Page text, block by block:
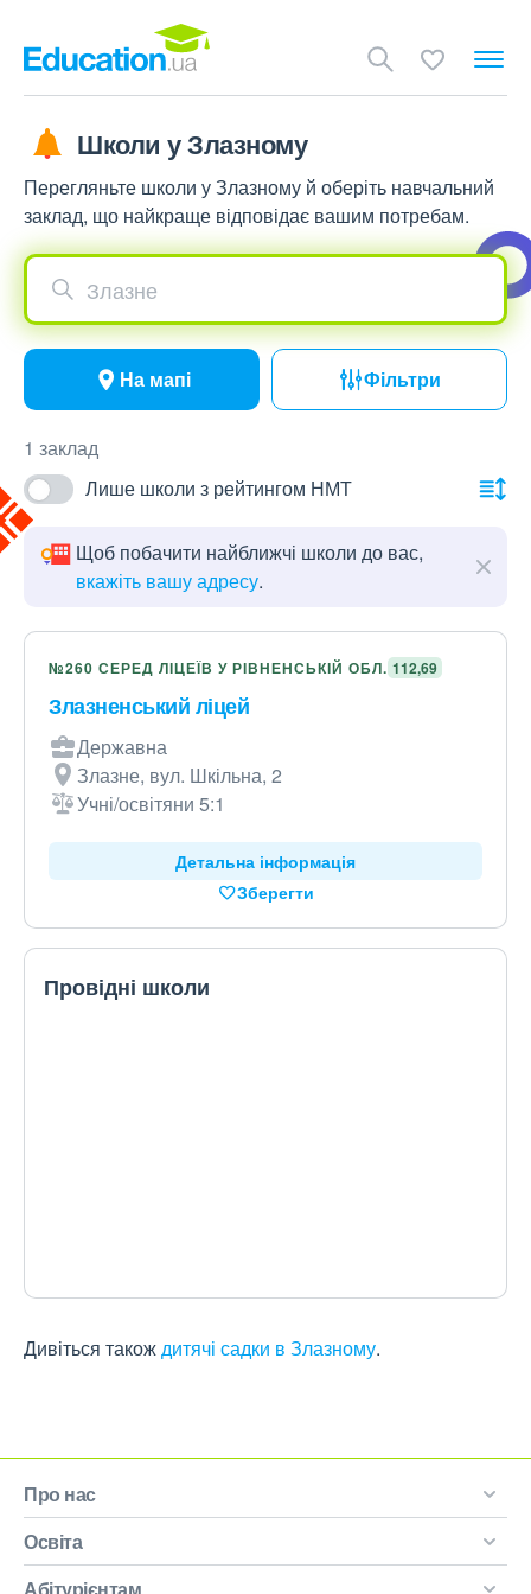
Школи у Злазному
Перегляньте школи у Злазному й оберіть навчальний
заклад, що найкраще відповідає вашим потребам.
Злазне
На мапі Фільтри
1 заклад
Лише школи з рейтингом НМТ
Щоб побачити найближчі школи до вас,
вкажіть вашу адресу.
№260 СЕРЕД ЛІЦЕЇВ У РІВНЕНСЬКІЙ ОБЛ. 112,69
Злазненський ліцей
Державна
Злазне, вул. Шкільна, 2
Учні/освітяни 5:1
Детальна інформація
Зберегти
Провідні школи
Дивіться такождитячі садки в Злазному.
Про нас
Освіта